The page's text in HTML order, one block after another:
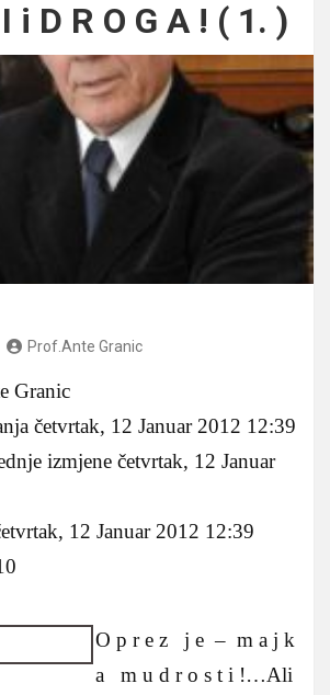
i D R O G A ! ( 1. )
Prof.Ante Granic
Granic
četvrtak, 12 Januar 2012 12:39
izmjene četvrtak, 12 Januar
12 Januar 2012 12:39
O p r e z j e – m a j k
a m u d r o s t i !…Ali